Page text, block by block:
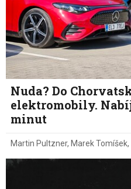
Nuda? Do
elektromobily.
minut
Martin Pultzner, Marek Tomíšek,